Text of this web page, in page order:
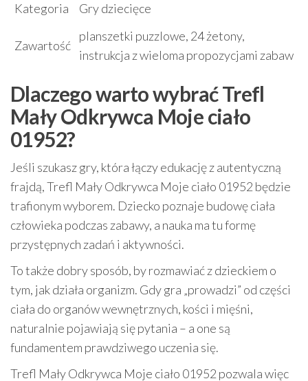
Kategoria
Gry dziecięce
Zawartość
planszetki puzzlowe, 24 żetony,
instrukcja z wieloma propozycjami zabaw
Dlaczego warto wybrać Trefl
Mały Odkrywca Moje ciało
01952?
Jeśli szukasz gry, która łączy edukację z autentyczną
frajdą, Trefl Mały Odkrywca Moje ciało 01952 będzie
trafionym wyborem. Dziecko poznaje budowę ciała
człowieka podczas zabawy, a nauka ma tu formę
przystępnych zadań i aktywności.
To także dobry sposób, by rozmawiać z dzieckiem o
tym, jak działa organizm. Gdy gra „prowadzi” od części
ciała do organów wewnętrznych, kości i mięśni,
naturalnie pojawiają się pytania – a one są
fundamentem prawdziwego uczenia się.
Trefl Mały Odkrywca Moje ciało 01952 pozwala więc